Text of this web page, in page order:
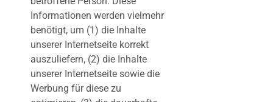
Informationen werden vielmehr
benötigt, um (1) die Inhalte
unserer Internetseite korrekt
auszuliefern, (2) die Inhalte
unserer Internetseite sowie die
Werbung für diese zu